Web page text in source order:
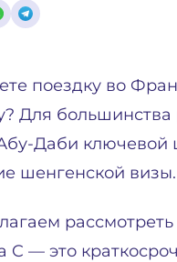
поездку во
Для большинства
Даби
шенгенской визы.
C — это